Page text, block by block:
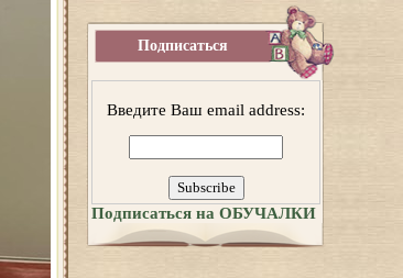
Подписаться
Введите Ваш email address:
Подписаться на ОБУЧАЛКИ